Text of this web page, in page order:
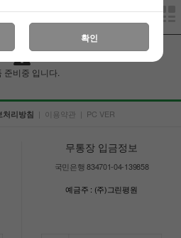
준비중 입니다.
처리방침 | 이용약관 | PC VER
무통장 입금정보
국민은행 834701-04-139858
예금주 : (주)그린평원
확인